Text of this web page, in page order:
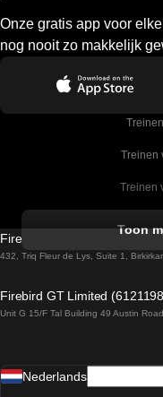
Onze gratis app voor
nog nooit zo makkelijk
Treinen
Treinen
Treinen
Treinen
Toon
Firebird GT Limited (OC
432, Triq Fleur de Lys, Suite 1,
Firebird GT Limited
Unit G 15/F Tal Building 49 Austin
Nederlands